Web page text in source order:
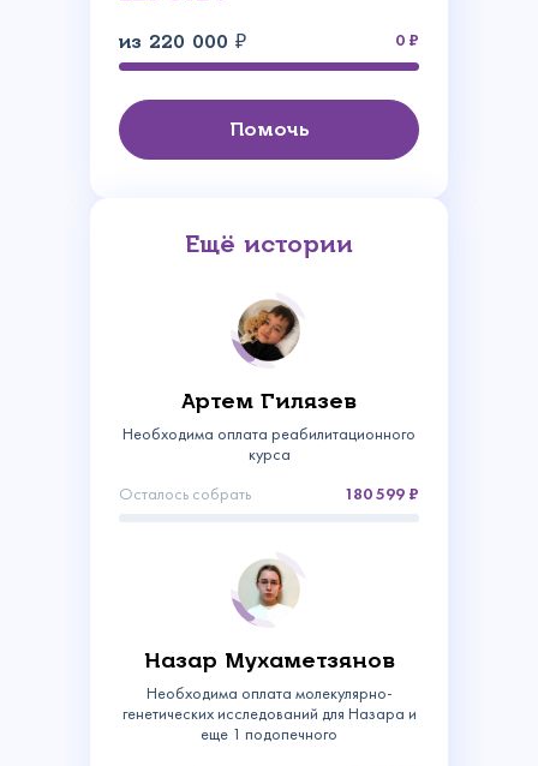
из 220 000 ₽ 0
Помочь
Ещё истории
Артем Гилязев
Необходима оплата реабилитационного
курса
Осталось собрать
180 599
Назар Мухаметзянов
Необходима оплата молекулярно-
генетических исследований для Назара и
еще 1 подопечного
Спасибо!
Создать аккаунт
Связаться с
нами
Сделать пожертвование